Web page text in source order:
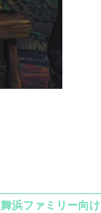
舞浜ファミリー向け